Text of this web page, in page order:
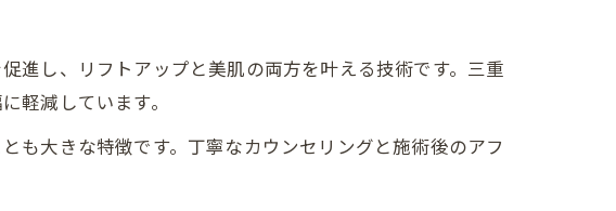
進し、リフトアップと美肌の両方を叶える技術です。三重
軽減しています。
も大きな特徴です。丁寧なカウンセリングと施術後のアフ